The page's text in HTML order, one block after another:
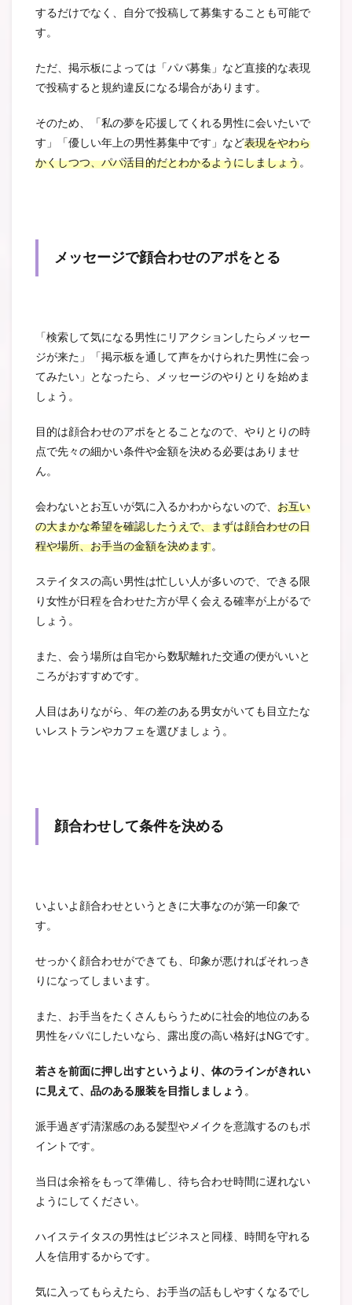
するだけでなく、自分で投稿して募集することも可能で
す。
ただ、掲示板によっては「パパ募集」など直接的な表現
で投稿すると規約違反になる場合があります。
そのため、「私の夢を応援してくれる男性に会いたいで
す」「優しい年上の男性募集中です」など表現をやわら
かくしつつ、パパ活目的だとわかるようにしましょう。
メッセージで顔合わせのアポをとる
「検索して気になる男性にリアクションしたらメッセー
ジが来た」「掲示板を通して声をかけられた男性に会っ
てみたい」となったら、メッセージのやりとりを始めま
しょう。
目的は顔合わせのアポをとることなので、やりとりの時
点で先々の細かい条件や金額を決める必要はありませ
ん。
会わないとお互いが気に入るかわからないので、 お互い
の大まかな希望を確認したうえで、まずは顔合わせの日
程や場所、お手当の金額を決めます。
ステイタスの高い男性は忙しい人が多いので、できる限
り女性が日程を合わせた方が早く会える確率が上がるで
しょう。
また、会う場所は自宅から数駅離れた交通の便がいいと
ころがおすすめです。
人目はありながら、年の差のある男女がいても目立たな
いレストランやカフェを選びましょう。
顔合わせして条件を決める
いよいよ顔合わせというときに大事なのが第一印象で
す。
せっかく顔合わせができても、印象が悪ければそれっき
りになってしまいます。
また、お手当をたくさんもらうために社会的地位のある
男性をパパにしたいなら、露出度の高い格好はNGです。
若さを前面に押し出すというより、体のラインがきれい
に見えて、品のある服装を目指しましょう 。
派手過ぎず清潔感のある髪型やメイクを意識するのもポ
イントです。
当日は余裕をもって準備し、待ち合わせ時間に遅れない
ようにしてください。
ハイステイタスの男性はビジネスと同様、時間を守れる
人を信用するからです。
気に入ってもらえたら、お手当の話もしやすくなるでし